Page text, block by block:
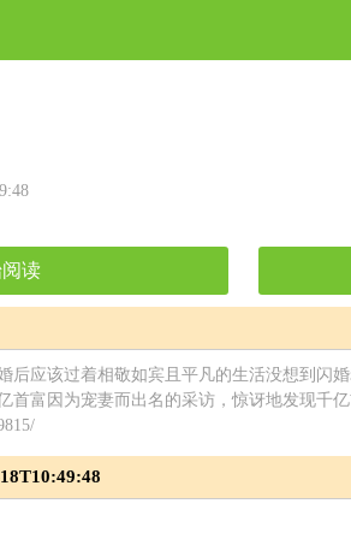
读
后应该过着相敬如宾且平凡的生活没想到闪
首富因为宠妻而出名的采访，惊讶地发现千